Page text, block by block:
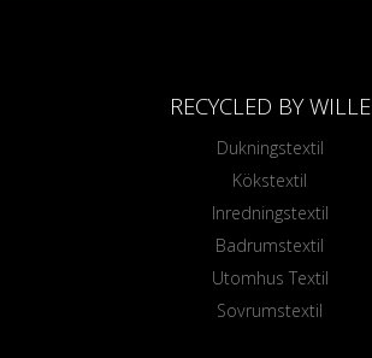
RECYCLED BY WILLE
Dukningstextil
Kökstextil
Inredningstextil
Badrumstextil
Utomhus Textil
Sovrumstextil